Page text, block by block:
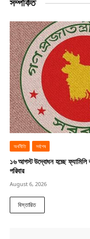
সম্পর্কিত
অর্থনীতি সর্বশেষ
১৬ আগস্ট উদ্বোধন হচ্ছে ফ্যামিলি
পরিবার
August 6, 2026
বিস্তারিত